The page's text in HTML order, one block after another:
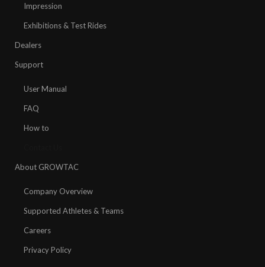
Impression
Exhibitions & Test Rides
Dealers
Support
User Manual
FAQ
How to
About GROWTAC
Company Overview
Supported Athletes & Teams
Careers
Privacy Policy